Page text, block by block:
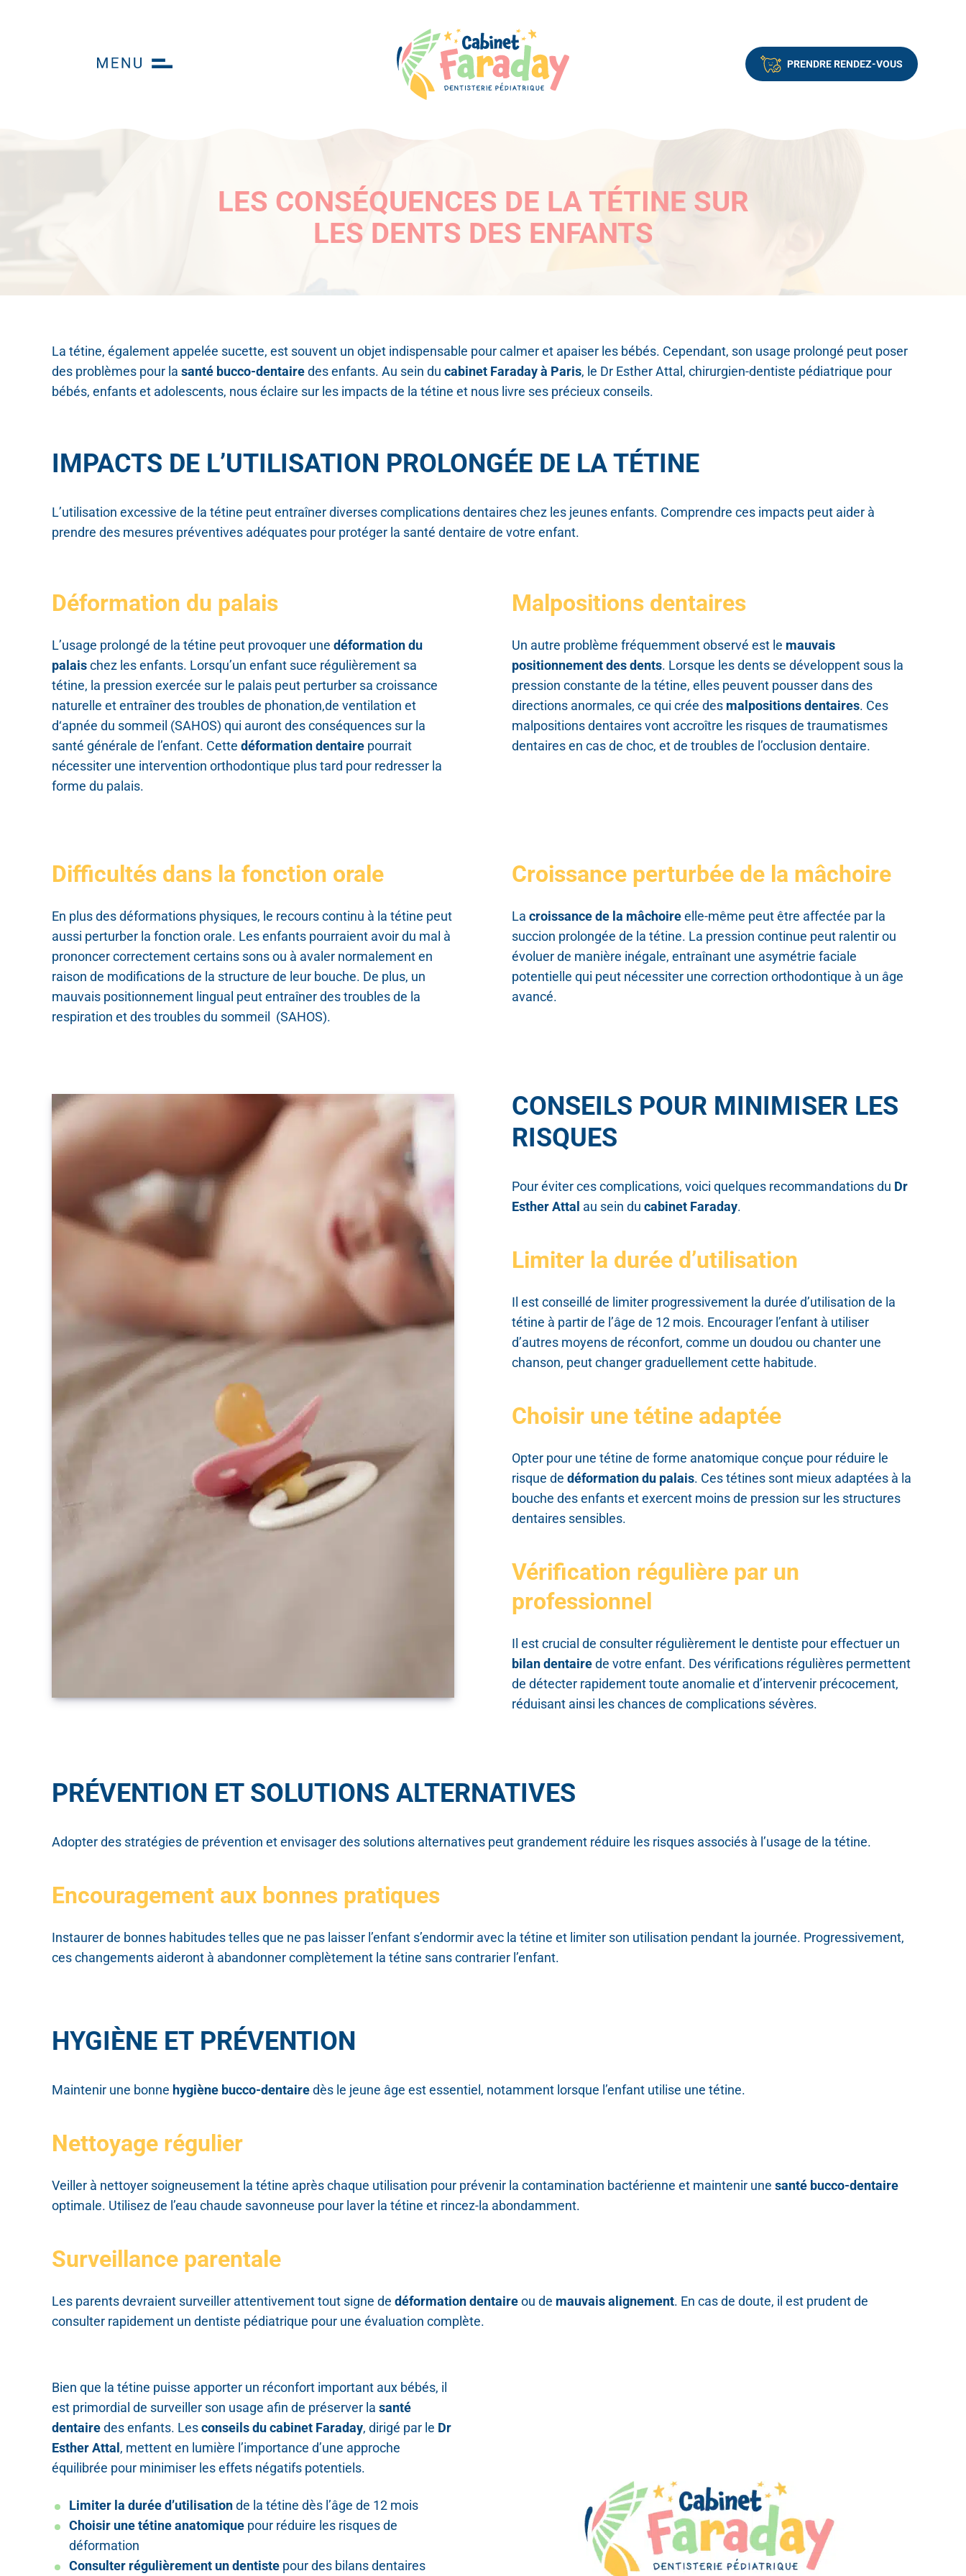
PRENDRE RENDEZ-VOUS
LES CONSÉQUENCES DE LA TÉTINE SUR
LES DENTS DES ENFANTS
La tétine, également appelée sucette, est souvent un objet indispensable pour calmer et apaiser les bébés. Cependant, son usage prolongé peut poser
des problèmes pour la santé bucco-dentairedes enfants. Au sein du cabinet Faraday à Paris, le Dr Esther Attal, chirurgien-dentiste pédiatrique pour
bébés, enfants et adolescents, nous éclaire sur les impacts de la tétine et nous livre ses précieux conseils.
IMPACTS DE L’UTILISATION PROLONGÉE DE LA TÉTINE
L’utilisation excessive de la tétine peut entraîner diverses complications dentaires chez les jeunes enfants. Comprendre ces impacts peut aider à
prendre des mesures préventives adéquates pour protéger la santé dentaire de votre enfant.
Déformation du palais
L’usage prolongé de la tétine peut provoquer une déformation du
palaischez les enfants. Lorsqu’un enfant suce régulièrement sa
tétine, la pression exercée sur le palais peut perturber sa croissance
naturelle et entraîner des troubles de phonation,de ventilation et
d‘apnée du sommeil (SAHOS) qui auront des conséquences sur la
santé générale de l’enfant. Cette déformation dentaire pourrait
nécessiter une intervention orthodontique plus tard pour redresser la
forme du palais.
Malpositions dentaires
Un autre problème fréquemment observé est le mauvais
positionnement des dents. Lorsque les dents se développent sous la
pression constante de la tétine, elles peuvent pousser dans des
directions anormales, ce qui crée des malpositions dentaires. Ces
malpositions dentaires vont accroître les risques de traumatismes
dentaires en cas de choc, et de troubles de l’occlusion dentaire.
Difficultés dans la fonction orale
En plus des déformations physiques, le recours continu à la tétine peut
aussi perturber la fonction orale. Les enfants pourraient avoir du mal à
prononcer correctement certains sons ou à avaler normalement en
raison de modifications de la structure de leur bouche. De plus, un
mauvais positionnement lingual peut entraîner des troubles de la
respiration et des troubles du sommeil (SAHOS).
Croissance perturbée de la mâchoire
La croissance de la mâchoireelle-même peut être affectée par la
succion prolongée de la tétine. La pression continue peut ralentir ou
évoluer de manière inégale, entraînant une asymétrie faciale
potentielle qui peut nécessiter une correction orthodontique à un âge
avancé.
CONSEILS POUR MINIMISER LES
RISQUES
Pour éviter ces complications, voici quelques recommandations du Dr
Esther Attal au sein du cabinet Faraday.
Limiter la durée d’utilisation
Il est conseillé de limiter progressivement la durée d’utilisation de la
tétine à partir de l’âge de 12 mois. Encourager l’enfant à utiliser
d’autres moyens de réconfort, comme un doudou ou chanter une
chanson, peut changer graduellement cette habitude.
Choisir une tétine adaptée
Opter pour une tétine de forme anatomique conçue pour réduire le
risque de déformation du palais. Ces tétines sont mieux adaptées à la
bouche des enfants et exercent moins de pression sur les structures
dentaires sensibles.
Vérification régulière par un
professionnel
Il est crucial de consulter régulièrement le dentiste pour effectuer un
bilan dentairede votre enfant. Des vérifications régulières permettent
de détecter rapidement toute anomalie et d’intervenir précocement,
réduisant ainsi les chances de complications sévères.
PRÉVENTION ET SOLUTIONS ALTERNATIVES
Adopter des stratégies de prévention et envisager des solutions alternatives peut grandement réduire les risques associés à l’usage de la tétine.
Encouragement aux bonnes pratiques
Instaurer de bonnes habitudes telles que ne pas laisser l’enfant s’endormir avec la tétine et limiter son utilisation pendant la journée. Progressivement,
ces changements aideront à abandonner complètement la tétine sans contrarier l’enfant.
HYGIÈNE ET PRÉVENTION
Maintenir une bonne hygiène bucco-dentairedès le jeune âge est essentiel, notamment lorsque l’enfant utilise une tétine.
Nettoyage régulier
Veiller à nettoyer soigneusement la tétine après chaque utilisation pour prévenir la contamination bactérienne et maintenir une santé bucco-dentaire
optimale. Utilisez de l’eau chaude savonneuse pour laver la tétine et rincez-la abondamment.
Surveillance parentale
Les parents devraient surveiller attentivement tout signe de déformation dentaireou de mauvais alignement. En cas de doute, il est prudent de
consulter rapidement un dentiste pédiatrique pour une évaluation complète.
Bien que la tétine puisse apporter un réconfort important aux bébés, il
est primordial de surveiller son usage afin de préserver la santé
dentairedes enfants. Lesconseils du cabinet Faraday, dirigé par le Dr
Esther Attal, mettent en lumière l’importance d’une approche
équilibrée pour minimiser les effets négatifs potentiels.
Limiter la durée d’utilisationde la tétine dès l’âge de 12 mois
Choisir une tétine anatomique pour réduire les risques de
déformation
Consulter régulièrement un dentiste pour des bilans dentaires